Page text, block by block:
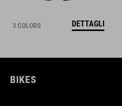
3 COLORS DETTAGLI
BIKES